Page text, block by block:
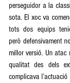
perseguidor a la
sota. El xoc va
tots dos equips
però defensivament
millor versió. Un
qualitat des dels
complicava